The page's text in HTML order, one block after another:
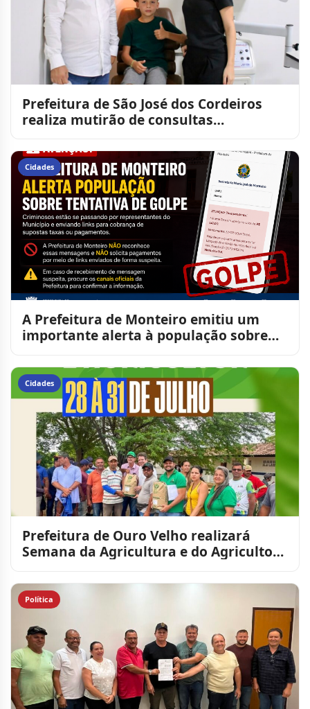
Prefeitura de São José dos Cordeiros
realiza mutirão de consultas
Cidades
A Prefeitura de Monteiro emitiu um
importante alerta à população sobre
Cidades
Prefeitura de Ouro Velho realizará
Semana da Agricultura e do Agricultor
Política